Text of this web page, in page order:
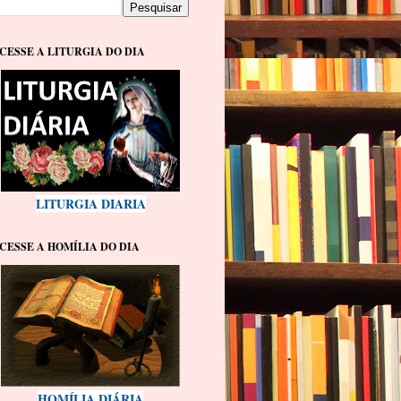
A LITURGIA DO DIA
LITURGIA DIARIA
A HOMÍLIA DO DIA